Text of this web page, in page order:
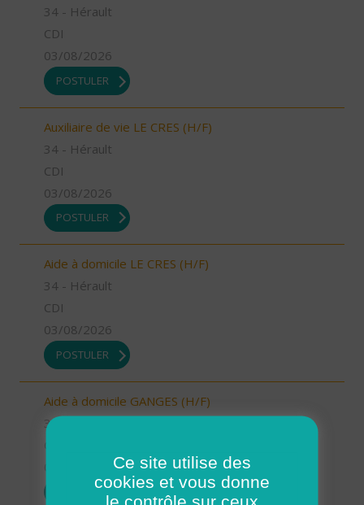
34 - Hérault
CDI
03/08/2026
POSTULER
Auxiliaire de vie LE CRES (H/F)
34 - Hérault
CDI
03/08/2026
POSTULER
Aide à domicile LE CRES (H/F)
34 - Hérault
CDI
03/08/2026
POSTULER
Aide à domicile GANGES (H/F)
34 - Hérault
POSTULER
Ce site utilise des
cookies et vous donne
le contrôle sur ceux